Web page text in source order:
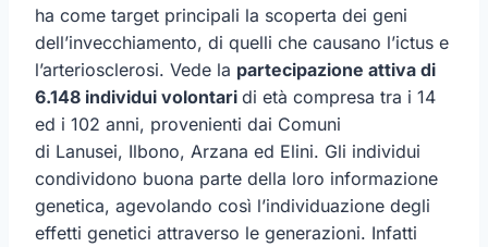
ha come target principali la scoperta dei geni
dell’invecchiamento, di quelli che causano l’ictus e
l’arteriosclerosi. Vede la partecipazione attiva di
6.148 individui volontari di età compresa tra i 14
ed i 102 anni, provenienti dai Comuni
di Lanusei, Ilbono, Arzana ed Elini. Gli individui
condividono buona parte della loro informazione
genetica, agevolando così l’individuazione degli
effetti genetici attraverso le generazioni. Infatti